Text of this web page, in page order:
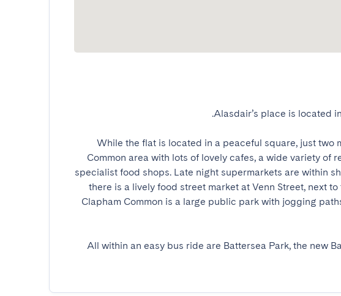
While the flat is located in a peaceful square, just two
Common area with lots of lovely cafes, a wide variety of
specialist food shops. Late night supermarkets are within
there is a lively food street market at Venn Street, next
Clapham Common is a large public park with jogging
All within an easy bus ride are Battersea Park, the new